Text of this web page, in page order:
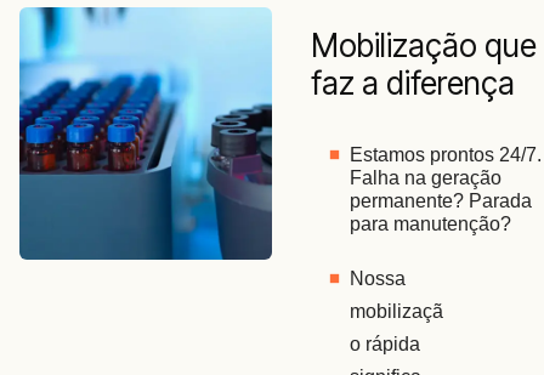
Mobilização que
faz a diferença
Estamos prontos 24/7.
Falha na geração
permanente? Parada
para manutenção?
Nossa
mobilizaçã
o rápida